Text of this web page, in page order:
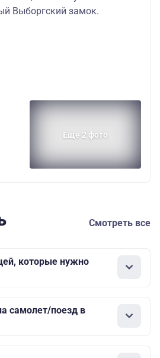
Выборгский замок.
Еще 2 фото
Смотреть все
которые нужно
самолет/поезд в